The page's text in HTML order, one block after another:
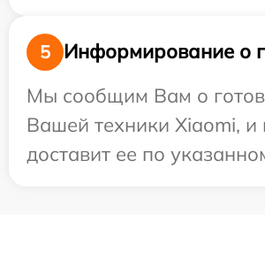
5
Информирование о
Мы сообщим Вам о
Вашей техники Xiaomi, и
доставит ее по